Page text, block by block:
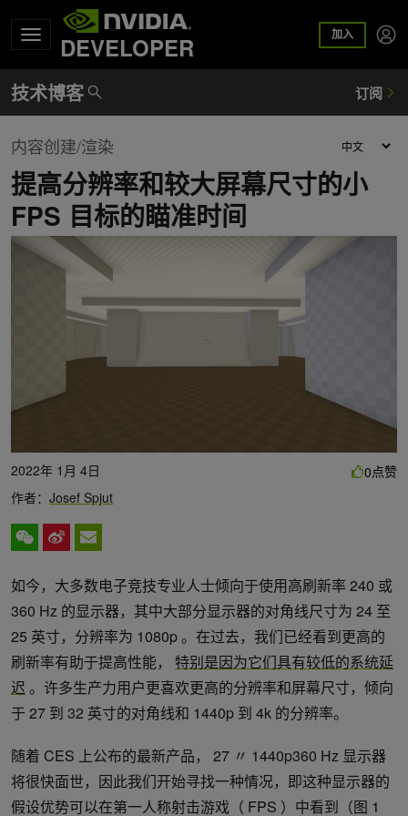
DEVELOPER 加入
内容创建/渲染
提高分辨率和较大屏幕尺寸的小
FPS 目标的瞄准时间
2022年 1月 4日
作者： Josef Spjut
0点赞
如今，大多数电子竞技专业人士倾向于使用高刷新率 240 或
360 Hz 的显示器，其中大部分显示器的对角线尺寸为 24 至
25 英寸，分辨率为 1080p 。在过去，我们已经看到更高的
刷新率有助于提高性能， 特别是因为它们具有较低的系统延
迟 。许多生产力用户更喜欢更高的分辨率和屏幕尺寸，倾向
于 27 到 32 英寸的对角线和 1440p 到 4k 的分辨率。
随着 CES 上公布的最新产品， 27 〃 1440p360 Hz 显示器
将很快面世，因此我们开始寻找一种情况，即这种显示器的
假设优势可以在第一人称射击游戏（ FPS ）中看到（图 1